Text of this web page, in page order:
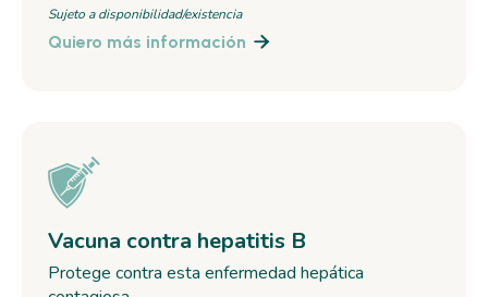
Sujeto a disponibilidad/existencia
Quiero más información 
Vacuna contra hepatitis B
Protege contra esta enfermedad hepática